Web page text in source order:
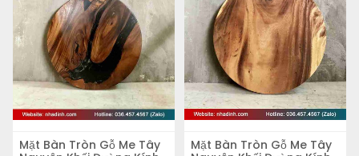
Mặt Bàn Tròn Gỗ Me Tây
Mặt Bàn Tròn Gỗ Me Tây